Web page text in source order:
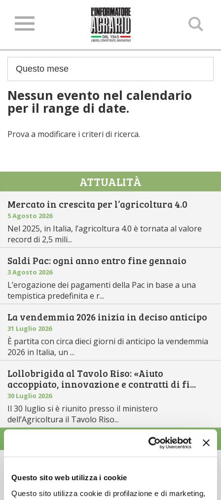
Questo sito web utilizza i cookie
Questo sito utilizza cookie di profilazione e di marketing,
Nessun evento nel calendario
per il range di date.
Prova a modificare i criteri di ricerca.
ATTUALITÀ
Mercato in crescita per l’agricoltura 4.0
5 Agosto 2026
Nel 2025, in Italia, l’agricoltura 4.0 è tornata al valore
record di 2,5 mili...
Saldi Pac: ogni anno entro fine gennaio
3 Agosto 2026
L’erogazione dei pagamenti della Pac in base a una
tempistica predefinita e r...
La vendemmia 2026 inizia in deciso anticipo
31 Luglio 2026
È partita con circa dieci giorni di anticipo la vendemmia
2026 in Italia, un ...
Lollobrigida al Tavolo Riso: «Aiuto
accoppiato, innovazione e contratti di fi...
30 Luglio 2026
Il 30 luglio si è riunito presso il ministero
dell’Agricoltura il Tavolo Riso...